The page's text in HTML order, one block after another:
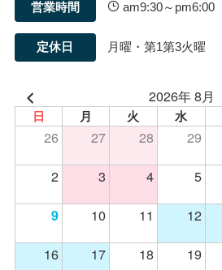
営業時間 am9:30～pm6:00
定休日 月曜・第1第3火曜
2026年 8月
日 月 火 水
26 27 28 29
2
3 4 5
9 10 11 12
16
17 18 19